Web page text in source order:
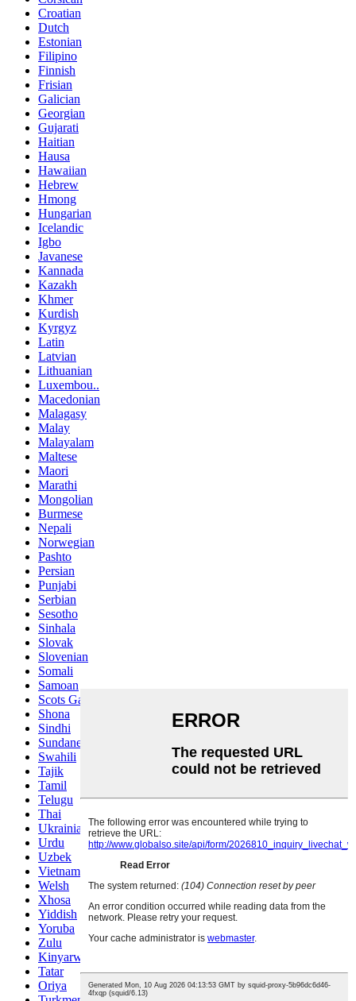
Croatian
Dutch
Estonian
Filipino
Finnish
Frisian
Galician
Georgian
Gujarati
Haitian
Hausa
Hawaiian
Hebrew
Hmong
Hungarian
Icelandic
Igbo
Javanese
Kannada
Kazakh
Khmer
Kurdish
Kyrgyz
Latin
Latvian
Lithuanian
Luxembou..
Macedonian
Malagasy
Malay
Malayalam
Maltese
Maori
Marathi
Mongolian
Burmese
Nepali
Norwegian
Pashto
Persian
Punjabi
Serbian
Sesotho
Sinhala
Slovak
Slovenian
Somali
Samoan
Scots Gaelic
Shona
Sindhi
Sundanese
Swahili
Tajik
Tamil
Telugu
Thai
Ukrainian
Urdu
Uzbek
Vietnamese
Welsh
Xhosa
Yiddish
Yoruba
Zulu
Kinyarwanda
Tatar
Oriya